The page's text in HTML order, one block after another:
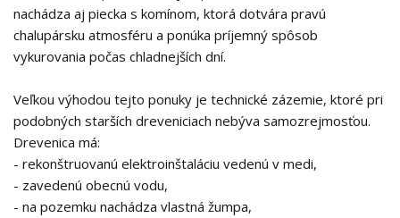
nachádza aj piecka s komínom, ktorá dotvára pravú
chalupársku atmosféru a ponúka príjemný spôsob
vykurovania počas chladnejších dní.
Veľkou výhodou tejto ponuky je technické zázemie, ktoré pri
podobných starších dreveniciach nebýva samozrejmosťou.
Drevenica má:
- rekonštruovanú elektroinštaláciu vedenú v medi,
- zavedenú obecnú vodu,
- na pozemku nachádza vlastná žumpa,